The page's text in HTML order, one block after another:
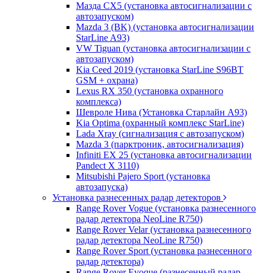
Мазда CХ5 (установка автосигнализации с
автозапуском)
Mazda 3 (BK) (установка автосигнализации
StarLine A93)
VW Tiguan (установка автосигнализации с
автозапуском)
Kia Ceed 2019 (установка StarLine S96BT
GSM + охрана)
Lexus RX 350 (установка охранного
комплекса)
Шевроле Нива (Установка Старлайн А93)
Kia Optima (охранный комплекс StarLine)
Lada Xray (сигнализация с автозапуском)
Mazda 3 (парктроник, автосигнализация)
Infiniti EX 25 (установка автосигнализации
Pandect X 3110)
Mitsubishi Pajero Sport (установка
автозапуска)
Установка разнесенных радар детекторов
Range Rover Vogue (установка разнесенного
радар детектора NeoLine R750)
Range Rover Velar (установка разнесенного
радар детектора NeoLine R750)
Range Rover Sport (установка разнесенного
радар детектора)